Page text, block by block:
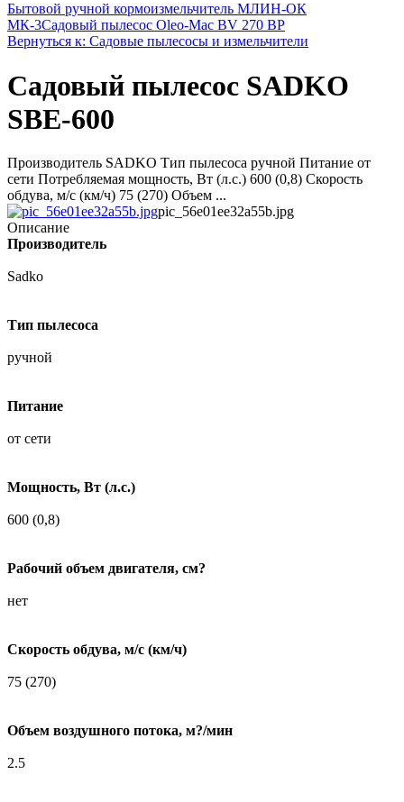
Бытовой ручной кормоизмельчитель МЛИН-ОК
МК-3Садовый пылесос Oleo-Mac BV 270 BP
Вернуться к: Садовые пылесосы и измельчители
Садовый пылесос SADKO
SBE-600
Производитель SADKO Тип пылесоса ручной Питание от
сети Потребляемая мощность, Вт (л.с.) 600 (0,8) Скорость
обдува, м/с (км/ч) 75 (270) Объем ...
pic_56e01ee32a55b.jpg
Описание
Производитель
Sadko
Тип пылесоса
ручной
Питание
от сети
Мощность, Вт (л.с.)
600 (0,8)
Рабочий объем двигателя, см?
нет
Скорость обдува, м/с (км/ч)
75 (270)
Объем воздушного потока, м?/мин
2.5